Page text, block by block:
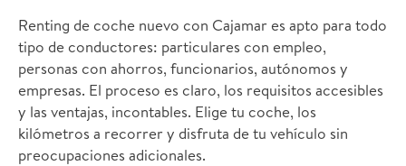
Renting de coche nuevo con Cajamar es apto para todo
tipo de conductores: particulares con empleo,
personas con ahorros, funcionarios, autónomos y
empresas. El proceso es claro, los requisitos accesibles
y las ventajas, incontables. Elige tu coche, los
kilómetros a recorrer y disfruta de tu vehículo sin
preocupaciones adicionales.